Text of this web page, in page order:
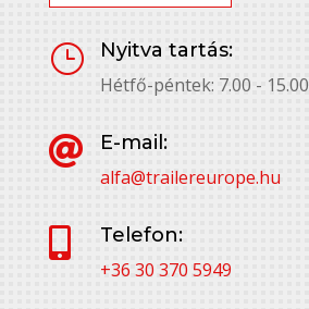
}
Nyitva tartás:
Hétfő-péntek: 7.00 - 15.00

E-mail:
alfa@trailereurope.hu

Telefon:
+36 30 370 5949